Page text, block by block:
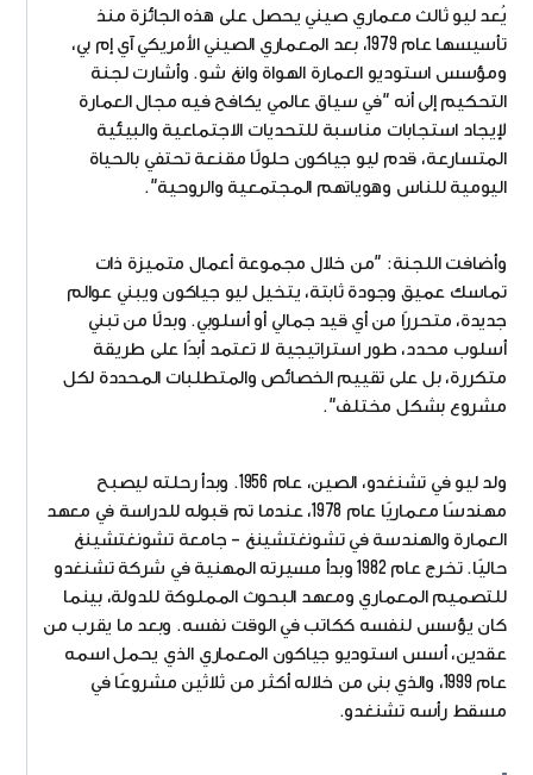
يُعد ليو ثالث معماري صيني يحصل على هذه الجائزة منذ
تأسيسها عام 1979، بعد المعماري الصيني الأمريكي آي إم بي،
ومؤسس استوديو العمارة الهواة وانغ شو. وأشارت لجنة
التحكيم إلى أنه "في سياق عالمي يكافح فيه مجال العمارة
لإيجاد استجابات مناسبة للتحديات الاجتماعية والبيئية
المتسارعة، قدم ليو جياكون حلولًا مقنعة تحتفي بالحياة
اليومية للناس وهوياتهم المجتمعية والروحية".
وأضافت اللجنة: "من خلال مجموعة أعمال متميزة ذات
تماسك عميق وجودة ثابتة، يتخيل ليو جياكون ويبني عوالم
جديدة، متحررًا من أي قيد جمالي أو أسلوبي. وبدلًا من تبني
أسلوب محدد، طور استراتيجية لا تعتمد أبدًا على طريقة
متكررة، بل على تقييم الخصائص والمتطلبات المحددة لكل
مشروع بشكل مختلف".
ولد ليو في تشنغدو، الصين، عام 1956. وبدأ رحلته ليصبح
مهندسًا معماريًا عام 1978، عندما تم قبوله للدراسة في معهد
العمارة والهندسة في تشونغتشينغ – جامعة تشونغتشينغ
حاليًا. تخرج عام 1982 وبدأ مسيرته المهنية في شركة تشنغدو
للتصميم المعماري ومعهد البحوث المملوكة للدولة، بينما
كان يؤسس لنفسه ككاتب في الوقت نفسه. وبعد ما يقرب من
عقدين، أسس استوديو جياكون المعماري الذي يحمل اسمه
عام 1999، والذي بنى من خلاله أكثر من ثلاثين مشروعًا في
مسقط رأسه تشنغدو.